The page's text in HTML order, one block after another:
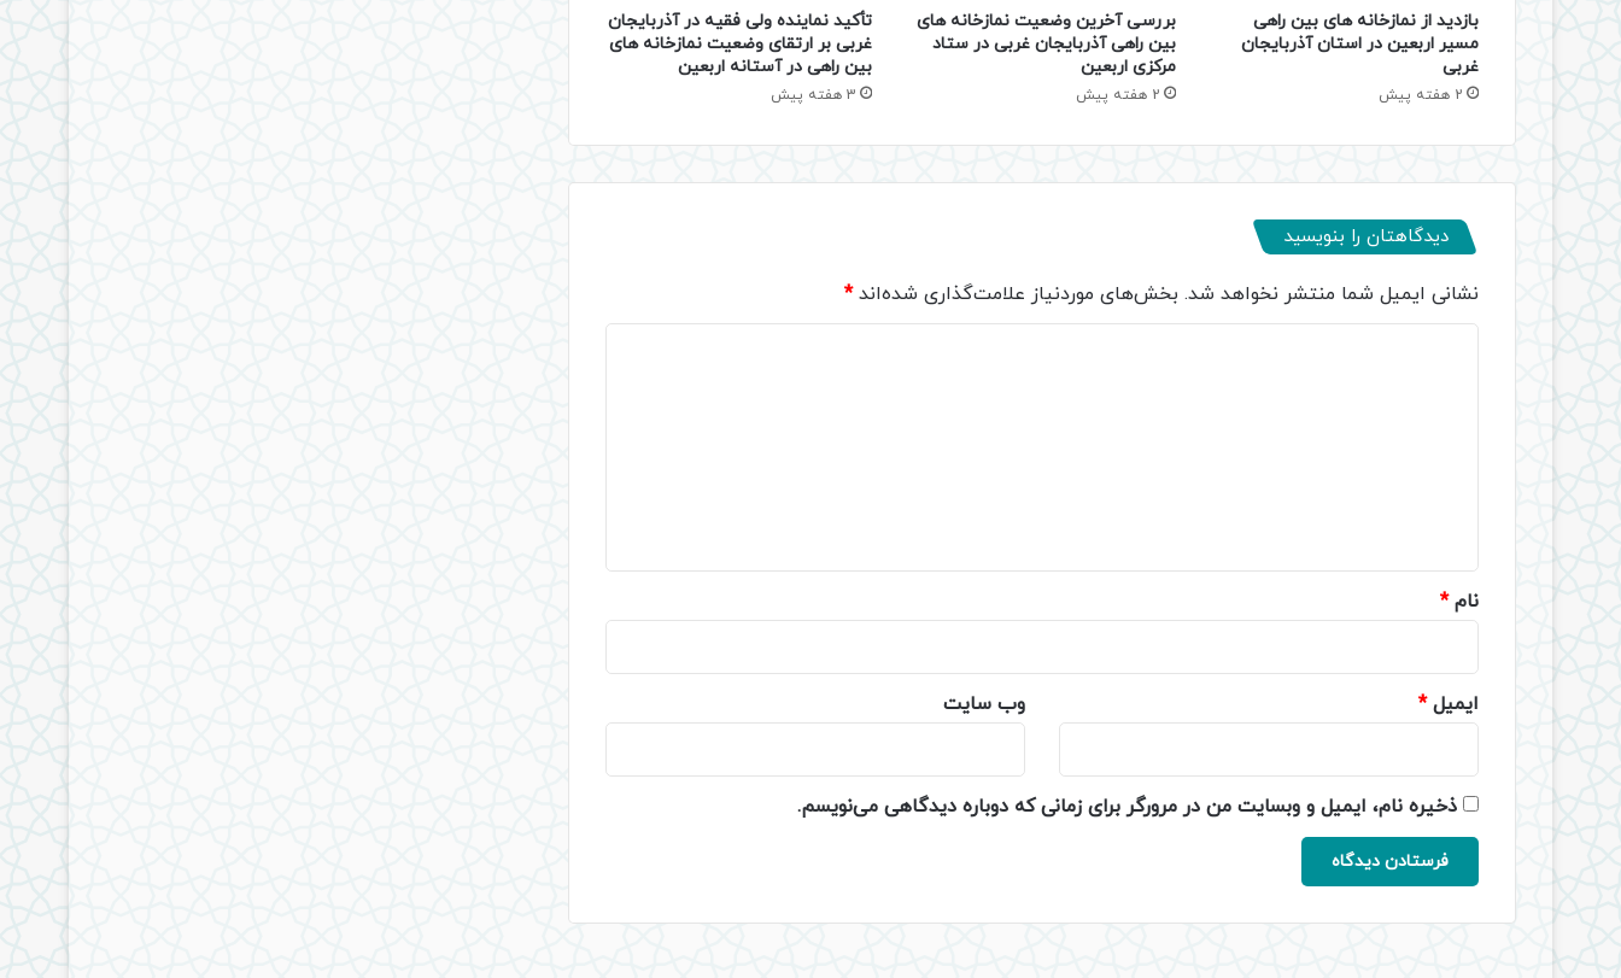
بازدید از نمازخانه های بین راهی
مسیر اربعین در استان آذربایجان
غربی
2 هفته پیش
بررسی آخرین وضعیت نمازخانه‌ های
بین‌ راهی آذربایجان‌ غربی در ستاد
مرکزی اربعین
2 هفته پیش
تأکید نماینده ولی‌ فقیه در آذربایجان
غربی بر ارتقای وضعیت نمازخانه‌ های
بین‌ راهی در آستانه اربعین
3 هفته پیش
دیدگاهتان را بنویسید
نشانی ایمیل شما منتشر نخواهد شد. بخش‌های موردنیاز علامت‌گذاری شده‌اند*
نام*
ایمیل* وب‌ سایت
ذخیره نام، ایمیل و وبسایت من در مرورگر برای زمانی که دوباره دیدگاهی می‌نویسم.